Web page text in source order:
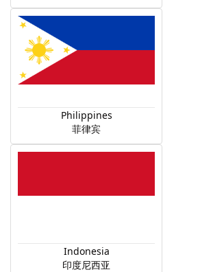
Philippines
菲律宾
Indonesia
印度尼西亚